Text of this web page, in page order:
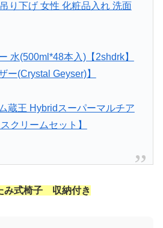
り下げ 女性 化粧品入れ 洗面
水(500ml*48本入)【2shdrk】
ー(Crystal Geyser)】
蔵王 Hybridスーパーマルチア
クリームセット】
み式椅子 収納付き